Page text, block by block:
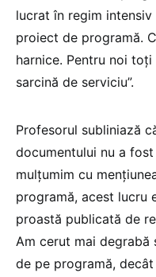
lucrat în regim
proiect de programă.
harnice. Pentru noi
sarcină de serviciu”.
Profesorul subliniază
documentului nu a
mulțumim cu
programă, acest lucru
proastă publicată de
Am cerut mai degrabă
de pe programă,